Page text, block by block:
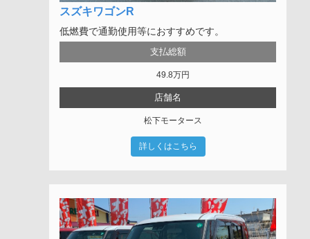
スズキワゴンR
低燃費で通勤使用等におすすめです。
支払総額
49.8万円
店舗名
松下モータース
詳しくはこちら